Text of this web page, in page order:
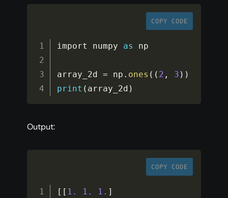
COPY CODE
import numpy as np
array_2d = np . ones ( ( 2 , 3 ) )
print ( array_2d )
Output:
COPY CODE
[ [ 1. 1. 1. ]